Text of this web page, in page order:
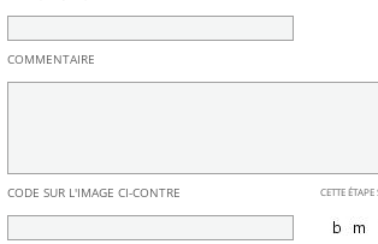
COMMENTAIRE
CODE SUR L'IMAGE CI-CONTRE CETTE